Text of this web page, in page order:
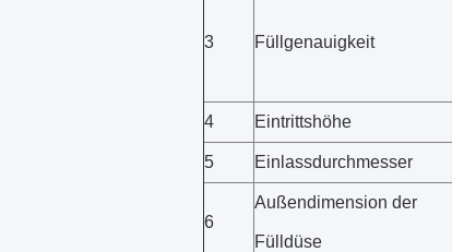
3 Füllgenauigkeit
4 Eintrittshöhe
5 Einlassdurchmesser
6
Außendimension der
Fülldüse